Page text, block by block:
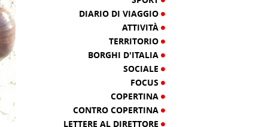
DIARIO DI VIAGGIO
ATTIVITÀ
TERRITORIO
BORGHI D'ITALIA
SOCIALE
FOCUS
COPERTINA
CONTRO COPERTINA
LETTERE AL DIRETTORE